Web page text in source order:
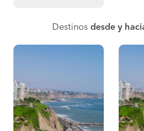
Destinos desde y